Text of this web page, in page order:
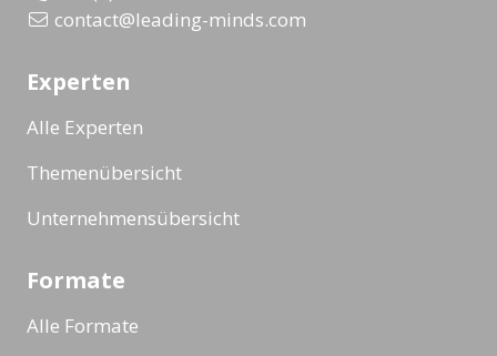
contact@leading-minds.com
Experten
Alle Experten
Themenübersicht
Unternehmensübersicht
Formate
Alle Formate